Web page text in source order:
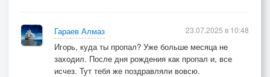
Гараев Алмаз
Игорь, куда ты пропал? Уже больше месяца не
заходил. После дня рождения как пропал и, все
исчез. Тут тебя же поздравляли вовсю.
23.07.2025 в 10:48